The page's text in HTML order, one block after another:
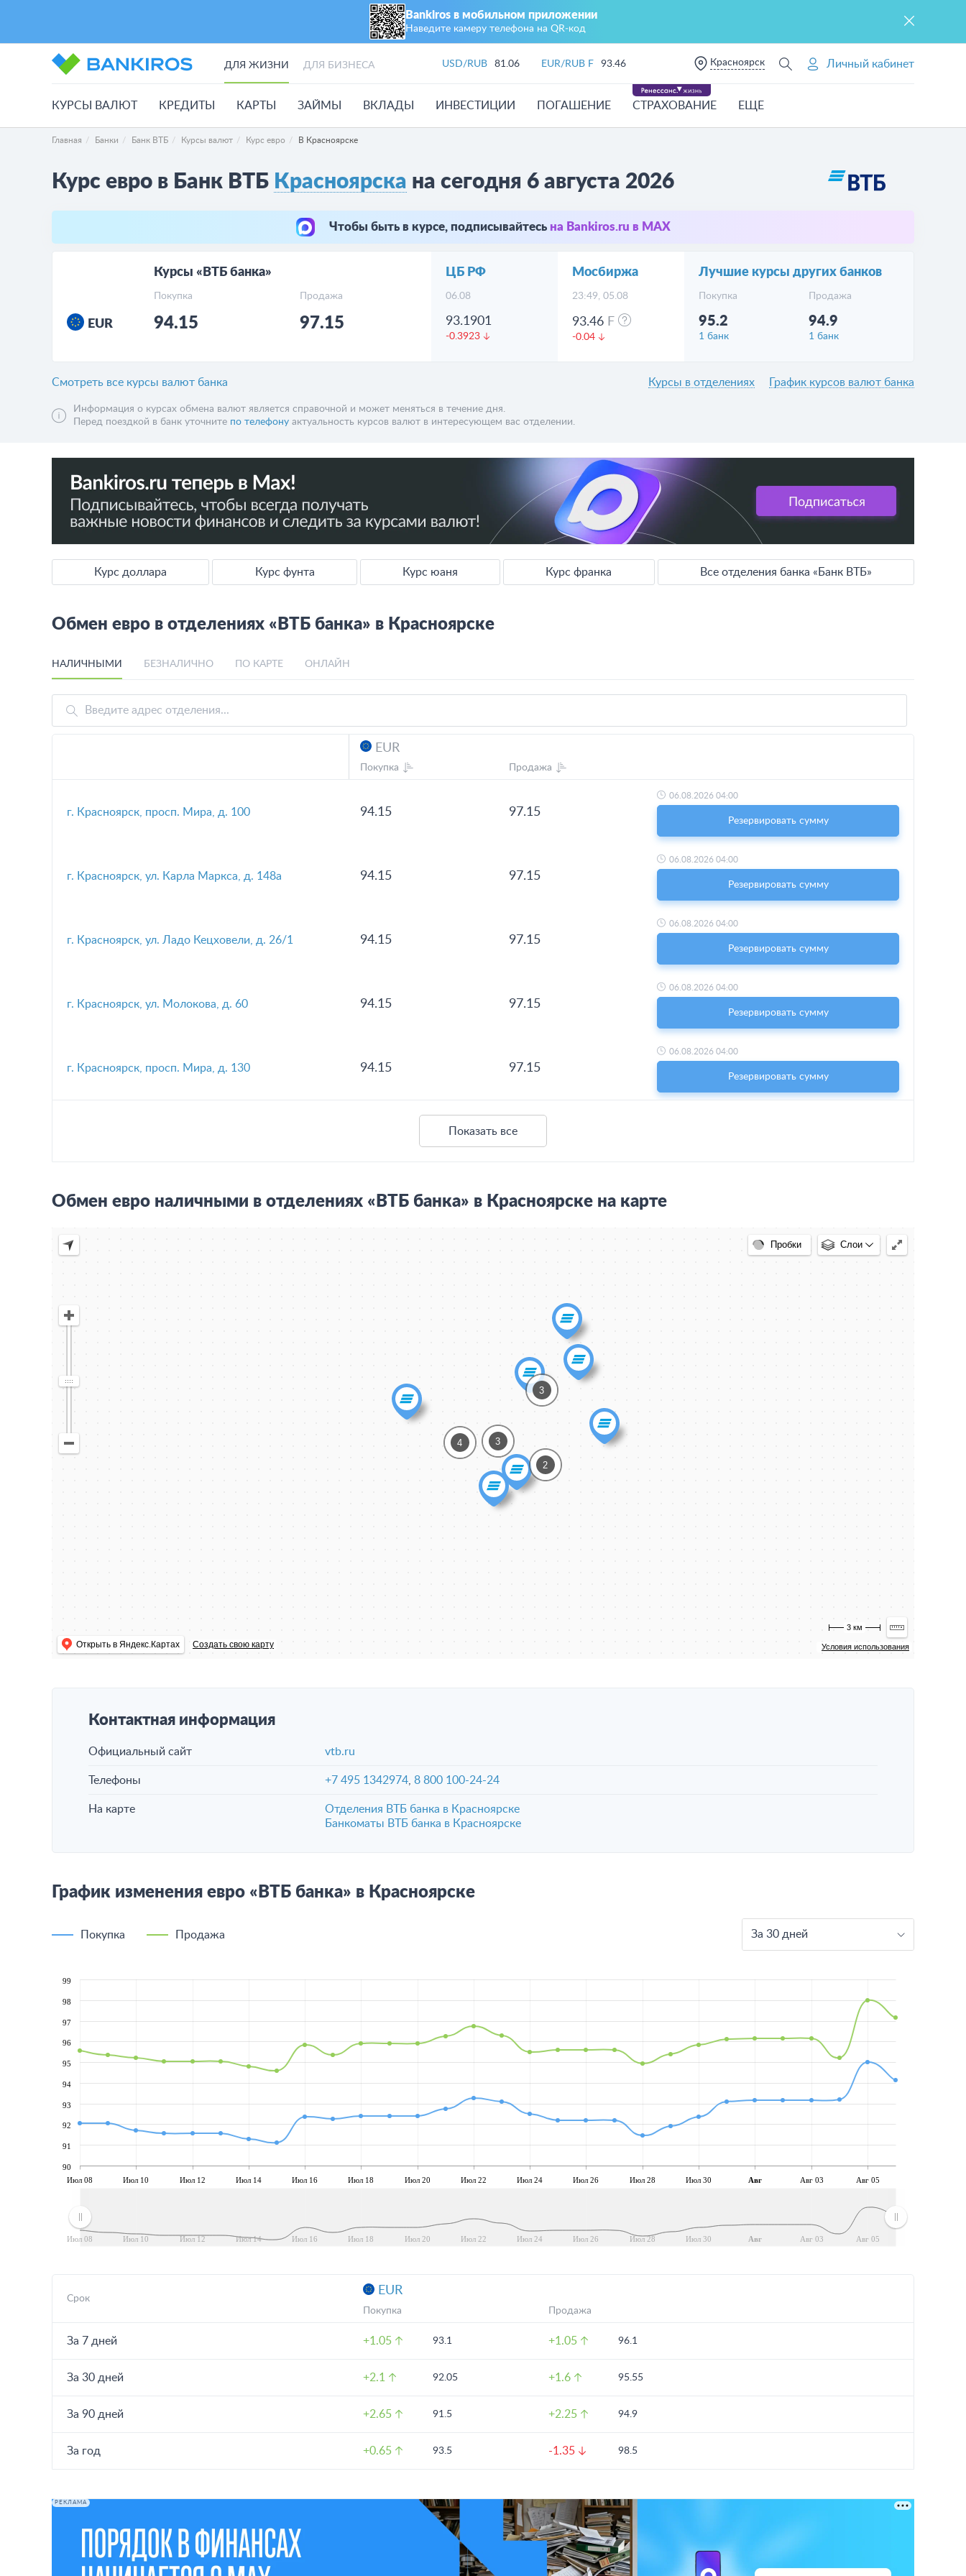
Bankiros в мобильном приложении
Наведите камеру телефона на QR‑код
ДЛЯ ЖИЗНИ ДЛЯ БИЗНЕСА USD/RUB 81.06 EUR/RUB F 93.46 Красноярск Личный кабинет
КУРСЫ ВАЛЮТ КРЕДИТЫ КАРТЫ ЗАЙМЫ ВКЛАДЫ ИНВЕСТИЦИИ ПОГАШЕНИЕ СТРАХОВАНИЕ ЕЩЕ
Главная Банки Банк ВТБ Курсы валют Курс евро В Красноярске
Курс евро в Банк ВТБ Красноярска на сегодня 6 августа 2026
Чтобы быть в курсе, подписывайтесь на Bankiros.ru в MAX
Курсы «ВТБ банка»
Покупка Продажа
EUR 94.15 97.15
ЦБ РФ
06.08
93.1901
-0.3923
Мосбиржа
23:49, 05.08
93.46 F
-0.04
Лучшие курсы других банков
Покупка Продажа
95.2
1 банк
94.9
1 банк
Смотреть все курсы валют банка Курсы в отделениях График курсов валют банка
Информация о курсах обмена валют является справочной и может меняться в течение дня.
Перед поездкой в банк уточните по телефону актуальность курсов валют в интересующем вас отделении.
Курс доллара Курс фунта Курс юаня Курс франка Все отделения банка «Банк ВТБ»
Обмен евро в отделениях «ВТБ банка» в Красноярске
НАЛИЧНЫМИ БЕЗНАЛИЧНО ПО КАРТЕ ОНЛАЙН
EUR
Покупка Продажа
г. Красноярск, просп. Мира, д. 100 94.15 97.15
06.08.2026 04:00
Резервировать сумму
г. Красноярск, ул. Карла Маркса, д. 148а 94.15 97.15
06.08.2026 04:00
Резервировать сумму
г. Красноярск, ул. Ладо Кецховели, д. 26/1 94.15 97.15
06.08.2026 04:00
Резервировать сумму
г. Красноярск, ул. Молокова, д. 60 94.15 97.15
06.08.2026 04:00
Резервировать сумму
г. Красноярск, просп. Мира, д. 130 94.15 97.15
06.08.2026 04:00
Резервировать сумму
Показать все
Обмен евро наличными в отделениях «ВТБ банка» в Красноярске на карте
Условия использования
Открыть в Яндекс.Картах Создать свою карту
Пробки Слои
3 км
4 3
2
3
Контактная информация
Официальный сайт vtb.ru
Телефоны +7 495 1342974 ,8 800 100-24-24
На карте
Отделения ВТБ банка в Красноярске
Банкоматы ВТБ банка в Красноярске
График изменения евро «ВТБ банка» в Красноярске
Покупка Продажа За 30 дней
Июл 08 Июл 10 Июл 12 Июл 14 Июл 16 Июл 18 Июл 20 Июл 22 Июл 24 Июл 26 Июл 28 Июл 30 Авг Авг 03 Авг 05
Июл 08 Июл 10 Июл 12 Июл 14 Июл 16 Июл 18 Июл 20 Июл 22 Июл 24 Июл 26 Июл 28 Июл 30 Авг Авг 03 Авг 05
90
91
92
93
94
95
96
97
98
99
Срок
EUR
Покупка Продажа
За 7 дней +1.05 93.1 +1.05 96.1
За 30 дней +2.1 92.05 +1.6 95.55
За 90 дней +2.65 91.5 +2.25 94.9
За год +0.65 93.5 -1.35 98.5
РЕКЛАМА